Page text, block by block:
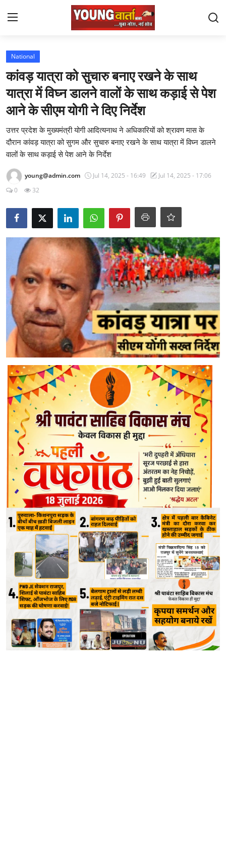
Login
Home
National
Contact
Chandigarh
Political
Himachal Pradesh
J $ K
Uttra Khand
Staff Details
Sports
Gallery
punjab
Utter Pradesh
Yuva Josh
National
कांवड़ यात्रा को सुचारु बनाए रखने के साथ
यात्रा में विघ्न डालने वालों के साथ कड़ाई से पेश
आने के सीएम योगी ने दिए निर्देश
उत्तर प्रदेश के मुख्यमंत्री योगी आदित्यनाथ ने अधिकारियों को श्रावण मास के
दौरान कांवड़ यात्रा को सुगम और सुचारु बनाए रखने के साथ यात्रा में विघ्न डालने
वालों के साथ कड़ाई से पेश आने के निर्देश
young@admin.com Jul 14, 2025 - 16:49
Jul 14, 2025 - 17:06
0
32